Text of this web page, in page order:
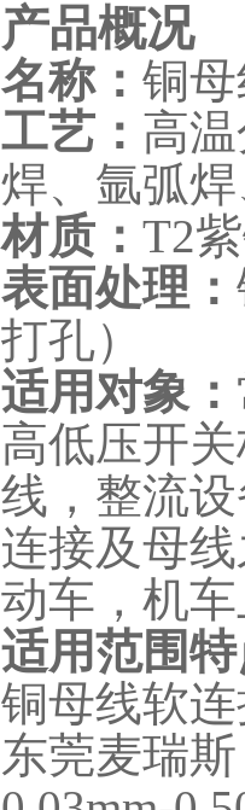
产品概况
名称： 铜
工艺： 高
焊、氩弧
材质： T2
表面处理：
打孔）
适用对象：
高低压开
线，整流
连接及母
动车，机
适用范围
铜母线软
东莞麦瑞